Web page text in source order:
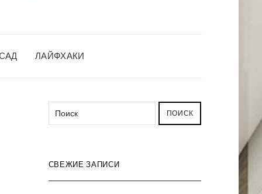
ЛАЙФХАКИ
ПОИСК
СВЕЖИЕ ЗАПИСИ